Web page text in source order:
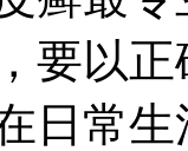
要以
日常